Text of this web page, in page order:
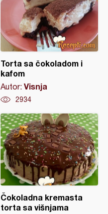
Torta sa čokoladom i
kafom
Autor: Visnja
2934
Čokoladna kremasta
torta sa višnjama